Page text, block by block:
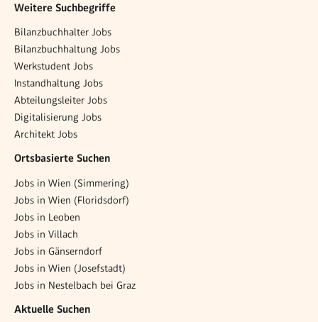
Weitere Suchbegriffe
Bilanzbuchhalter Jobs
Bilanzbuchhaltung Jobs
Werkstudent Jobs
Instandhaltung Jobs
Abteilungsleiter Jobs
Digitalisierung Jobs
Architekt Jobs
Ortsbasierte Suchen
Jobs in Wien (Simmering)
Jobs in Wien (Floridsdorf)
Jobs in Leoben
Jobs in Villach
Jobs in Gänserndorf
Jobs in Wien (Josefstadt)
Jobs in Nestelbach bei Graz
Aktuelle Suchen